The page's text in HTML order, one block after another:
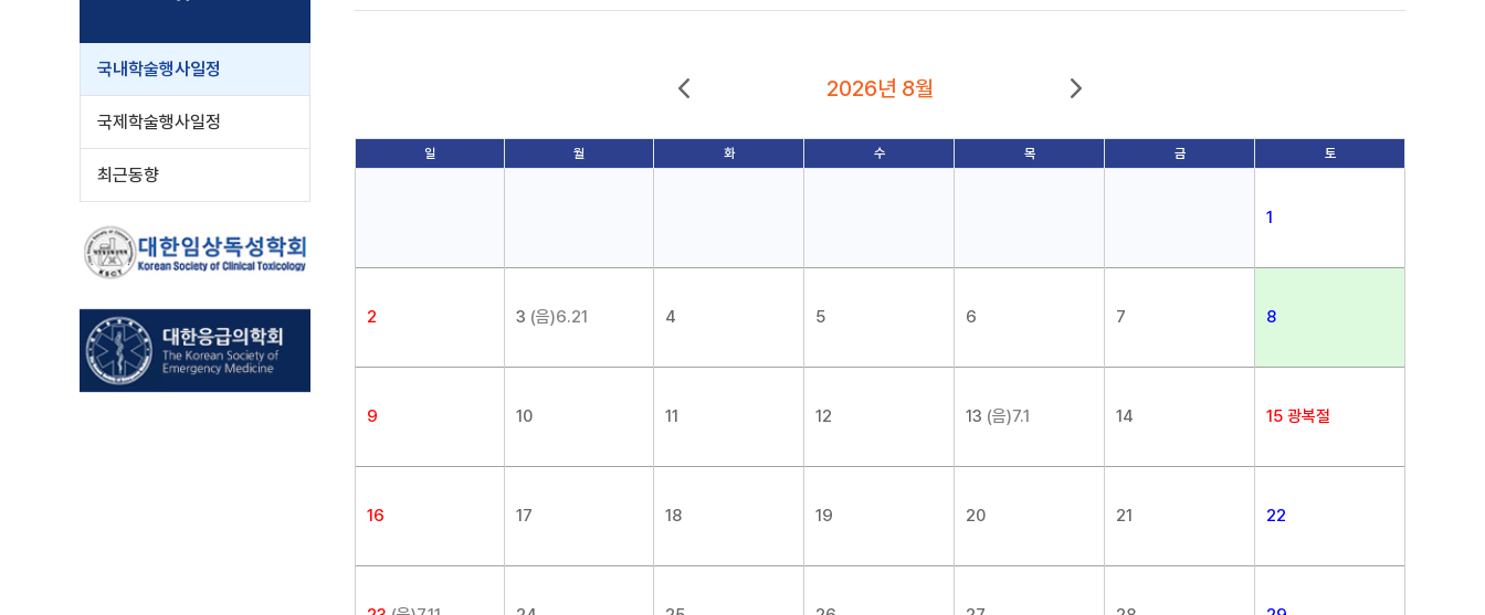
국내학술행사일정
국제학술행사일정
최근동향
2026년 8월
일 월 화 수 목 금 토
1
2 3 (음)6.21 4 5 6 7 8
9 10 11 12 13 (음)7.1 14 15 광복절
16 17 18 19 20 21 22